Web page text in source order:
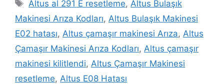
Altus al 291 E resetleme, Altus Bulaşık
Makinesi Arıza Kodları, Altus Bulaşık Makinesi
E02 hatası, Altus çamaşır makinesi Arıza, Altus
Çamaşır Makinesi Arıza Kodları, Altus çamaşır
makinesi kilitlendi, Altus Çamaşır Makinesi
resetleme, Altus E08 Hatası